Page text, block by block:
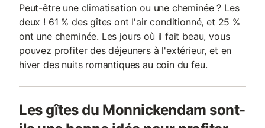
Peut-être une climatisation ou une cheminée ? Les
deux ! 61 % des gîtes ont l'air conditionné, et 25 %
ont une cheminée. Les jours où il fait beau, vous
pouvez profiter des déjeuners à l'extérieur, et en
hiver des nuits romantiques au coin du feu.
Les gîtes du Monnickendam sont-